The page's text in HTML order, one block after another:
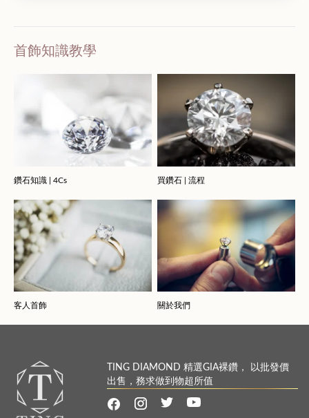
首飾知識教學
鑽石知識 | 4Cs 買鑽石 | 流程
客人首飾 關於我們
TING DIAMOND 精選GIA裸鑽， 以批發價
出售，務求做到物超所值